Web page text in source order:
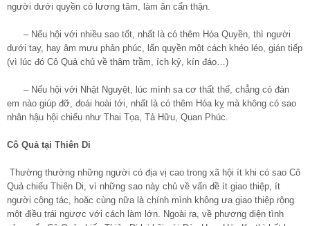
người dưới quyền có lương tâm, làm ăn cẩn thận.
– Nếu hội với nhiều sao tốt, nhất là có thêm Hóa Quyền, thì người
dưới tay, hay âm mưu phản phúc, lấn quyền một cách khéo léo, gián tiếp
(vì lúc đó Cô Quả chủ về thâm trầm, ích kỷ, kín đáo…)
– Nếu hội với Nhật Nguyệt, lúc mình sa cơ thất thế, chẳng có đàn
em nào giúp đỡ, đoái hoài tới, nhất là có thêm Hóa kỵ mà không có sao
nhân hậu hội chiếu như Thai Tọa, Tả Hữu, Quan Phúc.
Cô Quả tại Thiên Di
Thường thường những người có địa vị cao trong xã hội ít khi có sao Cô
Quả chiếu Thiên Di, vì những sao này chủ về vấn đề ít giao thiệp, ít
người cộng tác, hoặc cùng nữa là chính mình không ưa giao thiệp rộng
một điều trái ngược với cách làm lớn. Ngoài ra, về phương diện tình